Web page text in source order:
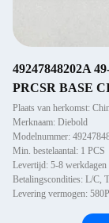
49247848202A
PRCSR BASE
Plaats van herkomst:
Merknaam: Diebold
Modelnummer:
Min. bestelaantal: 1 PCS
Levertijd: 5-8 werkdagen
Betalingscondities: L/C,
Levering vermogen: